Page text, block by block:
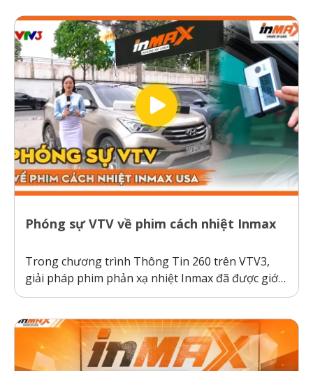
thường hoạt động theo cơ chế giữ nhiệt trên
kính,...
Phóng sự VTV về phim cách nhiệt Inmax
Trong chương trình Thông Tin 260 trên VTV3,
giải pháp phim phản xạ nhiệt Inmax đã được giới
thiệu như một bước tiến công nghệ giúp bảo vệ ô
nóng gay gắt. Thực tế kiểm nghiệm cho thấy, ô...